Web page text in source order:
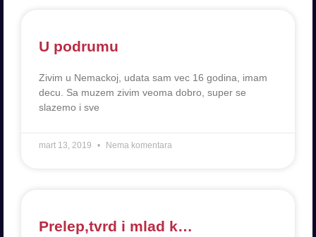
U podrumu
Zivim u Nemackoj, udata sam vec 16 godina, imam
decu. Sa muzem zivim veoma dobro, super se
slazemo i sve
mart 13, 2019 Nema komentara
Prelep,tvrd i mlad k…